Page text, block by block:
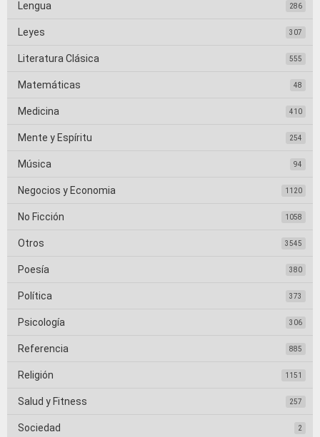
Lengua 286
Leyes 307
Literatura Clásica 555
Matemáticas 48
Medicina 410
Mente y Espíritu 254
Música 94
Negocios y Economia 1120
No Ficción 1058
Otros 3545
Poesía 380
Política 373
Psicología 306
Referencia 885
Religión 1151
Salud y Fitness 257
Sociedad 2